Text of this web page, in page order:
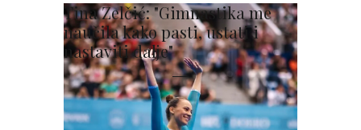
Tina Zelčić: "Gimnastika me
naučila kako pasti, ustati i
nastaviti dalje"